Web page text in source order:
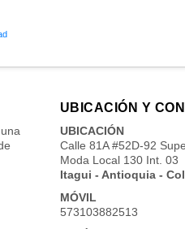
UBICACIÓN Y
UBICACIÓN
Calle 81A #52D-92
Moda Local 130 Int. 03
Itagui - Antioquia -
MÓVIL
573103882513